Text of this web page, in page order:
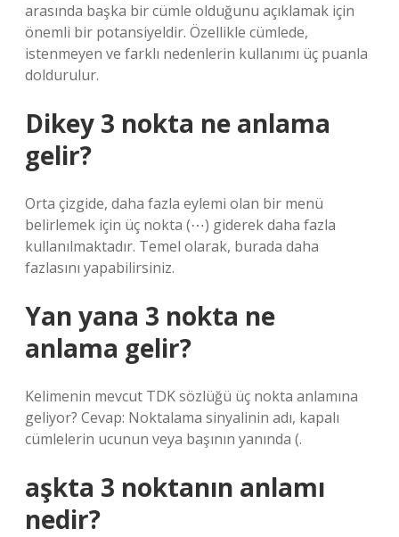
arasında başka bir cümle olduğunu açıklamak için
önemli bir potansiyeldir. Özellikle cümlede,
istenmeyen ve farklı nedenlerin kullanımı üç puanla
doldurulur.
Dikey 3 nokta ne anlama
gelir?
Orta çizgide, daha fazla eylemi olan bir menü
belirlemek için üç nokta (⋯) giderek daha fazla
kullanılmaktadır. Temel olarak, burada daha
fazlasını yapabilirsiniz.
Yan yana 3 nokta ne
anlama gelir?
Kelimenin mevcut TDK sözlüğü üç nokta anlamına
geliyor? Cevap: Noktalama sinyalinin adı, kapalı
cümlelerin ucunun veya başının yanında (.
aşkta 3 noktanın anlamı
nedir?